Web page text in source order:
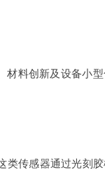
料创新及设备小
传感器通过光刻